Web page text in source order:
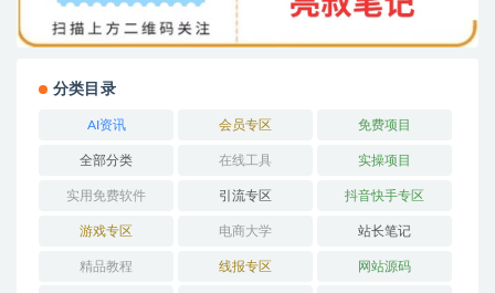
分类目录
AI资讯 会员专区 免费项目
全部分类 在线工具 实操项目
实用免费软件 引流专区 抖音快手专区
游戏专区 电商大学 站长笔记
精品教程 线报专区 网站源码